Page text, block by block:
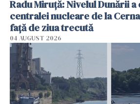
Radu Miruţă: Nivelul Dunării
centralei nucleare de la
faţă de ziua trecută
04 AUGUST 2026